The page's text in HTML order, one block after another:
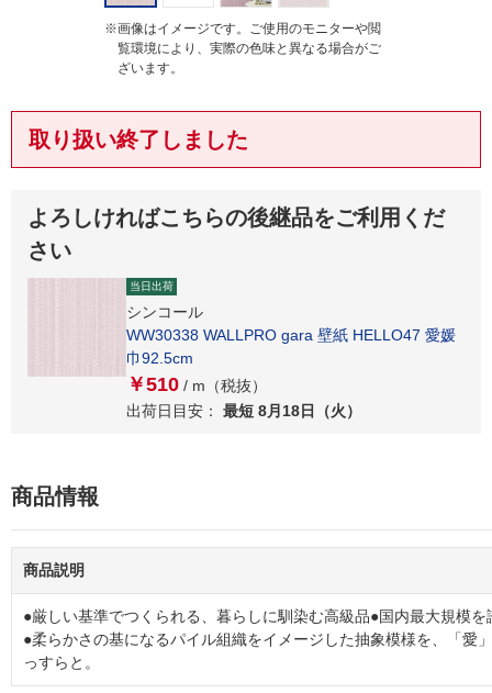
※画像はイメージです。ご使用のモニターや閲
覧環境により、実際の色味と異なる場合がご
ざいます。
取り扱い終了しました
よろしければこちらの後継品をご利用くだ
さい
当日出荷
シンコール
WW30338 WALLPRO gara 壁紙 HELLO47 愛媛
巾92.5cm
￥510 / m（税抜）
出荷日目安：
最短 8月18日（火）
商品情報
商品説明
●厳しい基準でつくられる、暮らしに馴染む高級品●国内最大規模
●柔らかさの基になるパイル組織をイメージした抽象模様を、「愛
っすらと。